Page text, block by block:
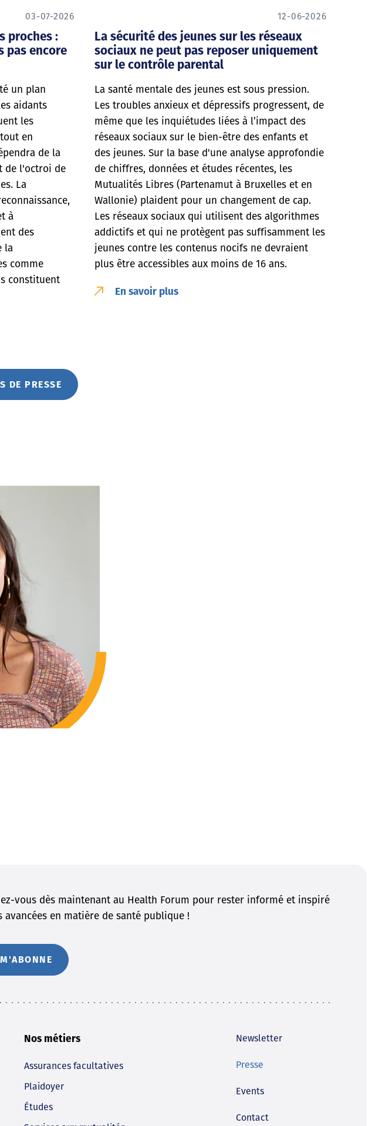
proches :
pas encore
un plan
aidants
les
en
de la
de l'octroi de
La
à
des
la
comme
constituent
03-07-2026
La sécurité des jeunes sur les réseaux
sociaux ne peut pas reposer uniquement
sur le contrôle parental
La santé mentale des jeunes est sous pression.
Les troubles anxieux et dépressifs progressent, de
même que les inquiétudes liées à l’impact des
réseaux sociaux sur le bien-être des enfants et
des jeunes. Sur la base d'une analyse approfondie
de chiffres, données et études récentes, les
Mutualités Libres (Partenamut à Bruxelles et en
Wallonie) plaident pour un changement de cap.
Les réseaux sociaux qui utilisent des algorithmes
addictifs et qui ne protègent pas suffisamment les
jeunes contre les contenus nocifs ne devraient
plus être accessibles aux moins de 16 ans.
12-06-2026
En savoir plus
DE PRESSE
vous dès maintenant au Health Forum pour rester informé et inspiré
avancées en matière de santé publique !
Nos métiers
Assurances facultatives
Plaidoyer
Études
Newsletter
Presse
Events
Contact